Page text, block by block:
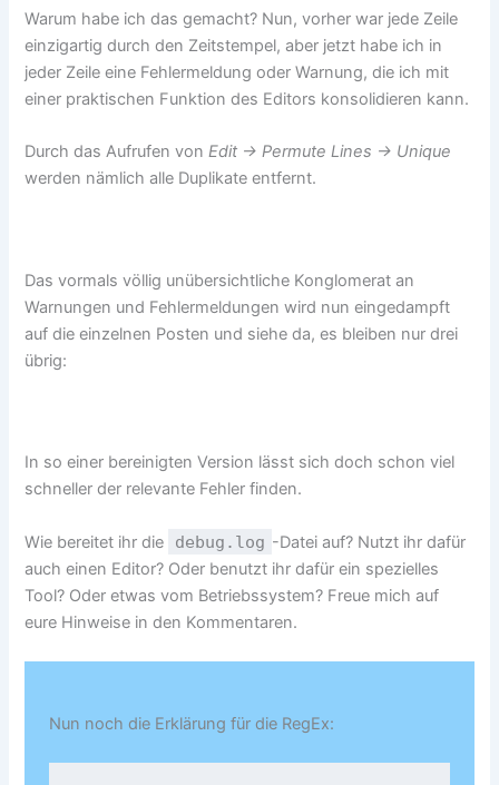
Warum habe ich das gemacht? Nun, vorher war jede Zeile
einzigartig durch den Zeitstempel, aber jetzt habe ich in
jeder Zeile eine Fehlermeldung oder Warnung, die ich mit
einer praktischen Funktion des Editors konsolidieren kann.
Durch das Aufrufen vonEdit -> Permute Lines -> Unique
werden nämlich alle Duplikate entfernt.
Das vormals völlig unübersichtliche Konglomerat an
Warnungen und Fehlermeldungen wird nun eingedampft
auf die einzelnen Posten und siehe da, es bleiben nur drei
übrig:
In so einer bereinigten Version lässt sich doch schon viel
schneller der relevante Fehler finden.
Wie bereitet ihr die debug.log -Datei auf? Nutzt ihr dafür
auch einen Editor? Oder benutzt ihr dafür ein spezielles
Tool? Oder etwas vom Betriebssystem? Freue mich auf
eure Hinweise in den Kommentaren.
Nun noch die Erklärung für die RegEx: